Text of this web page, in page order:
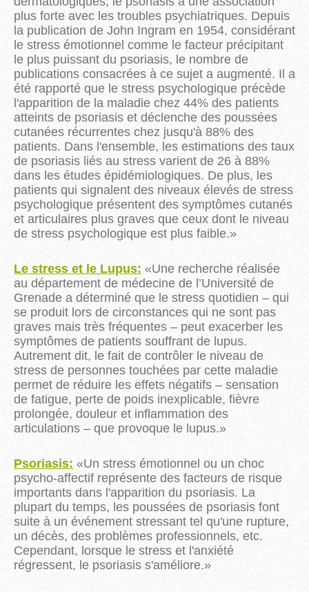
plus forte avec les troubles psychiatriques. Depuis
la publication de John Ingram en 1954, considérant
le stress émotionnel comme le facteur précipitant
le plus puissant du psoriasis, le nombre de
publications consacrées à ce sujet a augmenté. Il a
été rapporté que le stress psychologique précède
l'apparition de la maladie chez 44% des patients
atteints de psoriasis et déclenche des poussées
cutanées récurrentes chez jusqu'à 88% des
patients. Dans l'ensemble, les estimations des taux
de psoriasis liés au stress varient de 26 à 88%
dans les études épidémiologiques. De plus, les
patients qui signalent des niveaux élevés de stress
psychologique présentent des symptômes cutanés
et articulaires plus graves que ceux dont le niveau
de stress psychologique est plus faible.»
Le stress et le Lupus: «Une recherche réalisée
au département de médecine de l’Université de
Grenade a déterminé que le stress quotidien – qui
se produit lors de circonstances qui ne sont pas
graves mais très fréquentes – peut exacerber les
symptômes de patients souffrant de lupus.
Autrement dit, le fait de contrôler le niveau de
stress de personnes touchées par cette maladie
permet de réduire les effets négatifs – sensation
de fatigue, perte de poids inexplicable, fièvre
prolongée, douleur et inflammation des
articulations – que provoque le lupus.»
Psoriasis: «Un stress émotionnel ou un choc
psycho-affectif représente des facteurs de risque
importants dans l'apparition du psoriasis. La
plupart du temps, les poussées de psoriasis font
suite à un événement stressant tel qu'une rupture,
un décès, des problèmes professionnels, etc.
Cependant, lorsque le stress et l'anxiété
régressent, le psoriasis s'améliore.»